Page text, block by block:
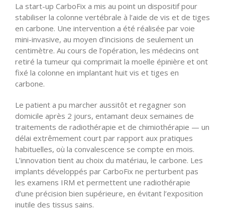
La start-up CarboFix a mis au point un dispositif pour
stabiliser la colonne vertébrale à l’aide de vis et de tiges
en carbone. Une intervention a été réalisée par voie
mini-invasive, au moyen d’incisions de seulement un
centimètre. Au cours de l’opération, les médecins ont
retiré la tumeur qui comprimait la moelle épinière et ont
fixé la colonne en implantant huit vis et tiges en
carbone.
Le patient a pu marcher aussitôt et regagner son
domicile après 2 jours, entamant deux semaines de
traitements de radiothérapie et de chimiothérapie — un
délai extrêmement court par rapport aux pratiques
habituelles, où la convalescence se compte en mois.
L’innovation tient au choix du matériau, le carbone. Les
implants développés par CarboFix ne perturbent pas
les examens IRM et permettent une radiothérapie
d’une précision bien supérieure, en évitant l’exposition
inutile des tissus sains.